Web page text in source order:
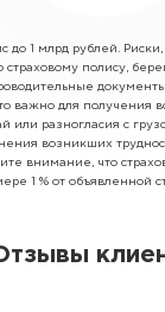
до 1 млрд рублей.
страховому полису,
важно для получения
или разногласия с
возникших
внимание, что
1 % от объявленной